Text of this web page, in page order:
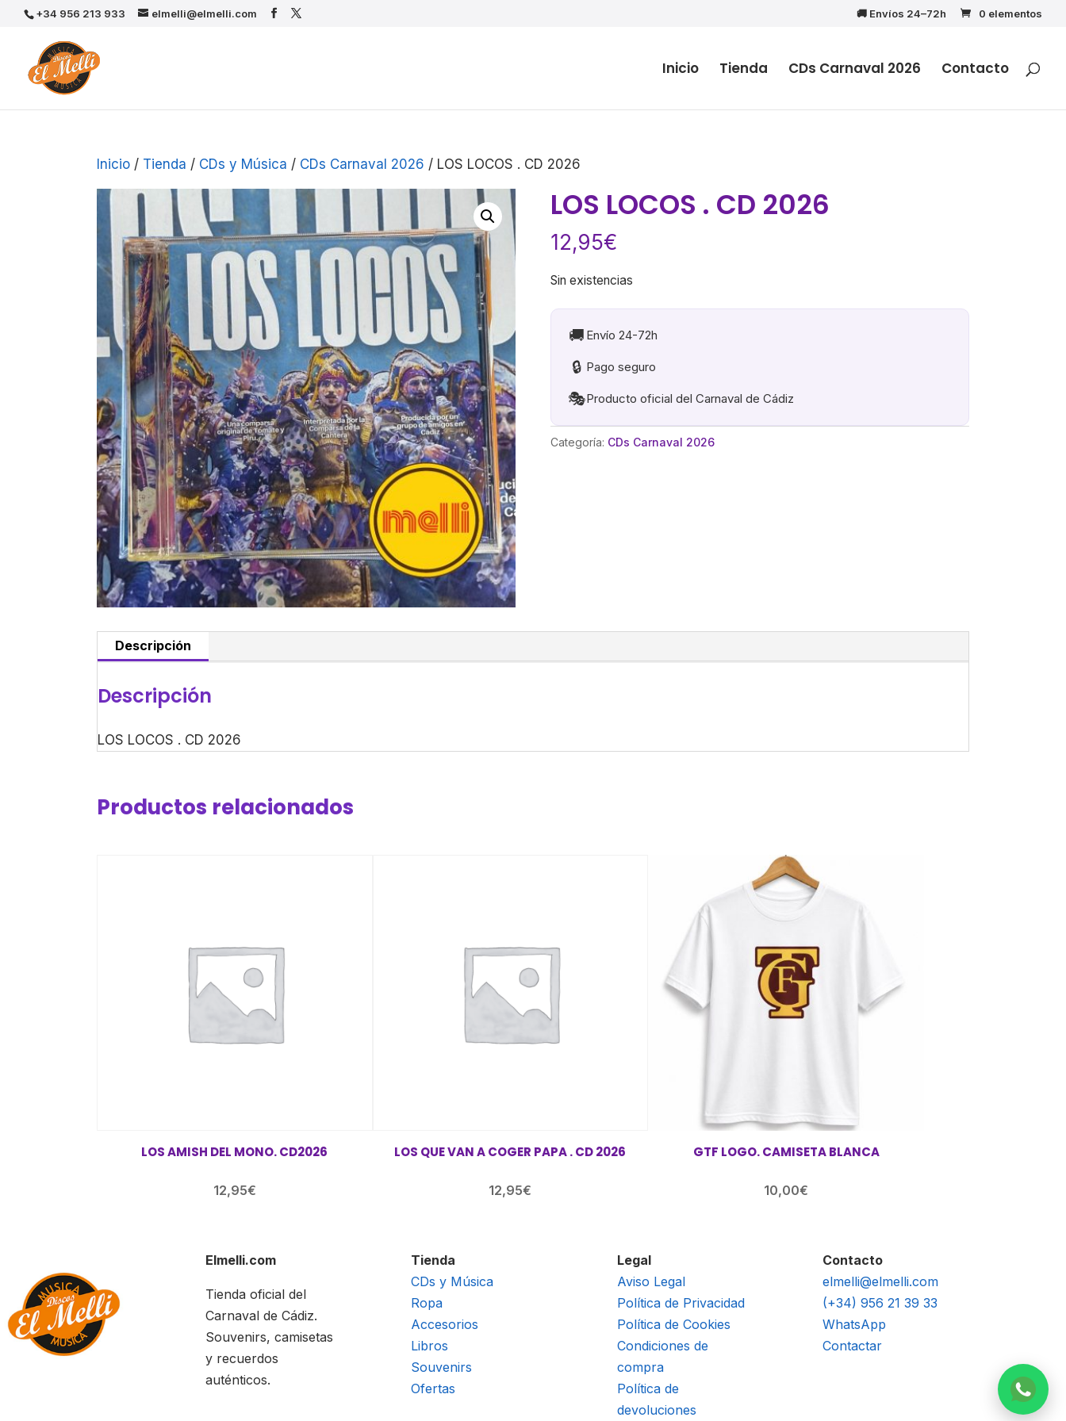
+34 956 213 933 elmelli@elmelli.com 🚚 Envíos 24–72h 0 elementos
Inicio Tienda CDs Carnaval 2026 Contacto
Inicio / Tienda / CDs y Música / CDs Carnaval 2026 / LOS LOCOS . CD 2026
LOS LOCOS . CD 2026
12,95€
Sin existencias
🚚 Envío 24-72h
🔒 Pago seguro
🎭Producto oficial del Carnaval de Cádiz
Categoría: CDs Carnaval 2026
Descripción
Descripción
LOS LOCOS . CD 2026
Productos relacionados
LOS AMISH DEL MONO. CD2026
12,95€
LOS QUE VAN A COGER PAPA . CD 2026
12,95€
GTF LOGO. CAMISETA BLANCA
10,00€
Elmelli.com
Tienda oficial del
Carnaval de Cádiz.
Souvenirs, camisetas
y recuerdos
auténticos.
Tienda
CDs y Música
Ropa
Accesorios
Libros
Souvenirs
Ofertas
Legal
Aviso Legal
Política de Privacidad
Política de Cookies
Condiciones de
compra
Política de
devoluciones
Contacto
elmelli@elmelli.com
(+34) 956 21 39 33
WhatsApp
Contactar